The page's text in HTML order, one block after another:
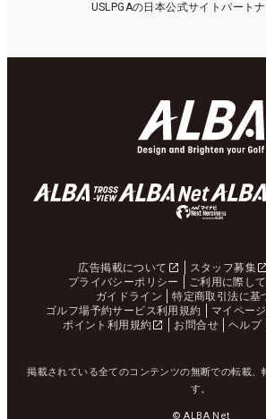
USLPGAの日本公式サイトパートナ
広告掲載について スタッフ募集
プライバシーポリシー
ご利用に際して
ガイドライン
特定商取引法に基
ゴルフ場予約サービス利用規約
マイペー
ポイント利用規約
お問合せ ヘルプ
掲載されている全てのコンテンツの無断での転載、
す。
© ALBA Net